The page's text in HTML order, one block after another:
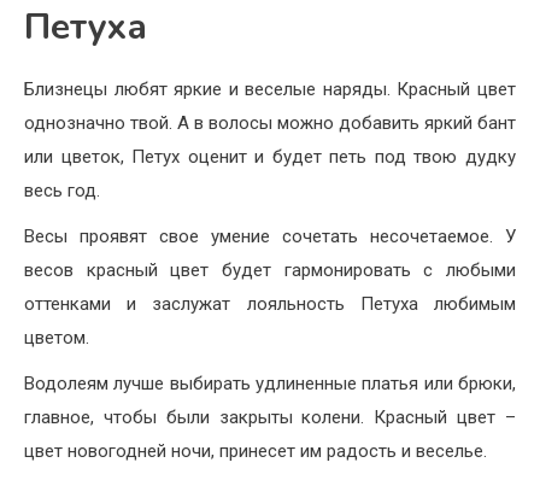
Петуха
Близнецы любят яркие и веселые наряды. Красный цвет
однозначно твой. А в волосы можно добавить яркий бант
или цветок, Петух оценит и будет петь под твою дудку
весь год.
Весы проявят свое умение сочетать несочетаемое. У
весов красный цвет будет гармонировать с любыми
оттенками и заслужат лояльность Петуха любимым
цветом.
Водолеям лучше выбирать удлиненные платья или брюки,
главное, чтобы были закрыты колени. Красный цвет –
цвет новогодней ночи, принесет им радость и веселье.